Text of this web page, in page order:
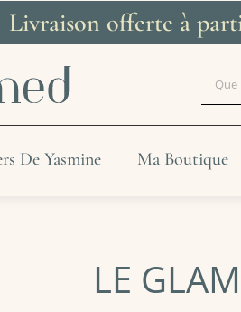
Livraison offerte à
De Yasmine Ma Boutique
LE